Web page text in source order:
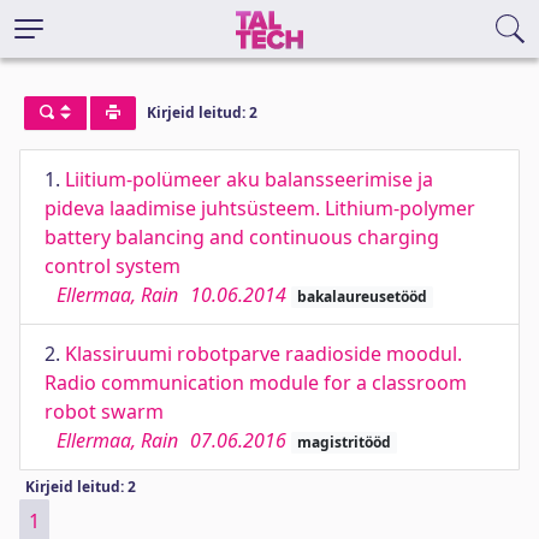
Kirjeid leitud: 2
1. Liitium-polümeer aku balansseerimise ja
pideva laadimise juhtsüsteem. Lithium-polymer
battery balancing and continuous charging
control system
Ellermaa, Rain 10.06.2014 bakalaureusetööd
2. Klassiruumi robotparve raadioside moodul.
Radio communication module for a classroom
robot swarm
Ellermaa, Rain 07.06.2016 magistritööd
Kirjeid leitud: 2
1